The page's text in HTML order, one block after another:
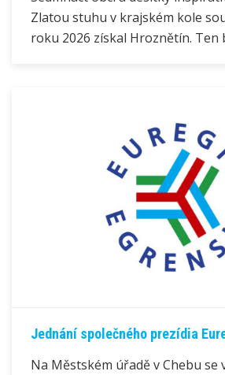
Zlatou stuhu v krajském kole
roku 2026 získal Hroznětín. Ten
Jednání společného prezídia
Na Městském úřadě v Chebu se